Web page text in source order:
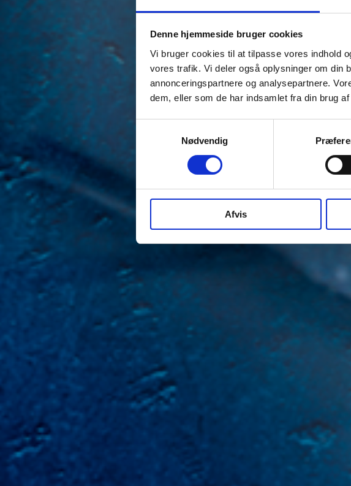
Denne hjemmeside bruger cookies
Vi bruger cookies til at tilpasse vores indhold
vores trafik. Vi deler også oplysninger om din
annonceringspartnere og analysepartnere.
dem, eller som de har indsamlet fra din brug
Nødvendig
Afvis